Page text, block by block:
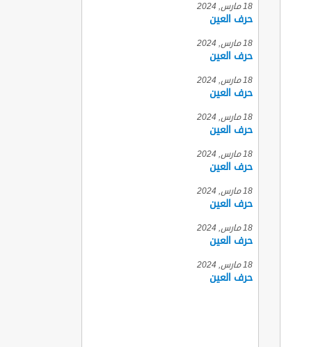
18 مارس, 2024
حرف العين
18 مارس, 2024
حرف العين
18 مارس, 2024
حرف العين
18 مارس, 2024
حرف العين
18 مارس, 2024
حرف العين
18 مارس, 2024
حرف العين
18 مارس, 2024
حرف العين
18 مارس, 2024
حرف العين